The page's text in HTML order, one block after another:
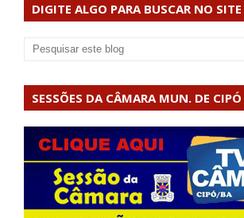
DIGITE ALGO PARA BUSCAR NO SITE
SESSÕES DA CÂMARA MUN. DE CIPÓ